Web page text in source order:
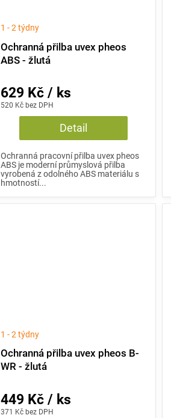
Ochranná přilba uvex pheos
ABS - žlutá
1 - 2 týdny
520 Kč bez DPH
629 Kč / ks
Detail
Ochranná pracovní přilba uvex pheos
ABS je moderní průmyslová přilba
vyrobená z odolného ABS materiálu s
hmotností...
Ochranná přilba uvex pheos B-
WR - žlutá
1 - 2 týdny
371 Kč bez DPH
449 Kč / ks